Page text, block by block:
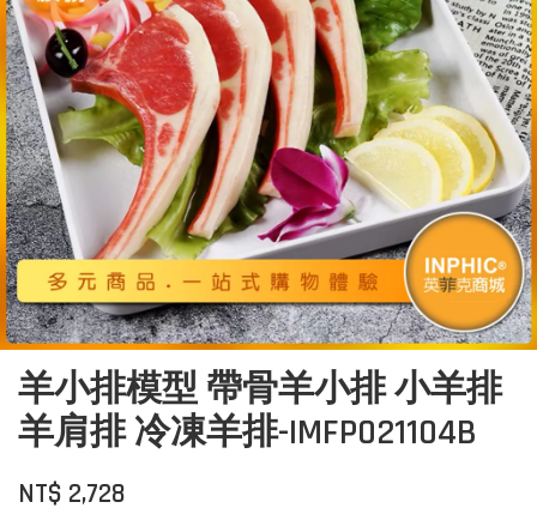
羊小排模型 帶骨羊小排 小羊排
羊肩排 冷凍羊排-IMFP021104B
NT$ 2,728